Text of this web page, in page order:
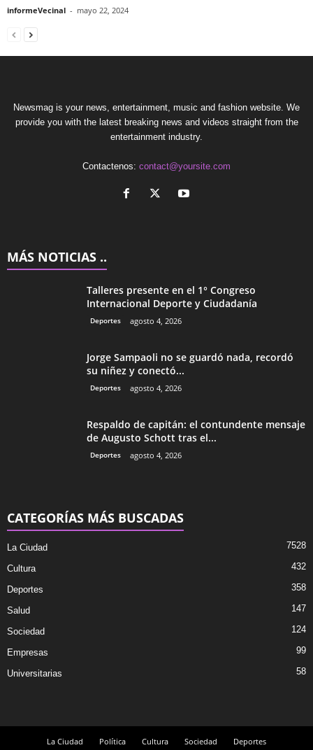
informeVecinal - mayo 22, 2024
Newsmag is your news, entertainment, music and fashion website. We
provide you with the latest breaking news and videos straight from the
entertainment industry.
Contactenos: contact@yoursite.com
MÁS NOTICIAS ..
Talleres presente en el 1° Congreso
Internacional Deporte y Ciudadanía
Deportes agosto 4, 2026
Jorge Sampaoli no se guardó nada, recordó
su niñez y conectó...
Deportes agosto 4, 2026
Respaldo de capitán: el contundente mensaje
de Augusto Schott tras el...
Deportes agosto 4, 2026
CATEGORÍAS MÁS BUSCADAS
La Ciudad 7528
Cultura 432
Deportes 358
Salud 147
Sociedad 124
Empresas 99
Universitarias 58
La Ciudad Política Cultura Sociedad Deportes